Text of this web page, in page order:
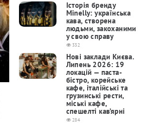
Історія бренду
Minelly: українська
кава, створена
людьми, закоханими
у свою справу
332
Нові заклади Києва.
Липень 2026: 19
локацій — паста-
бістро, корейське
кафе, італійські та
грузинські рести,
міські кафе,
спешелті кав’ярні
284